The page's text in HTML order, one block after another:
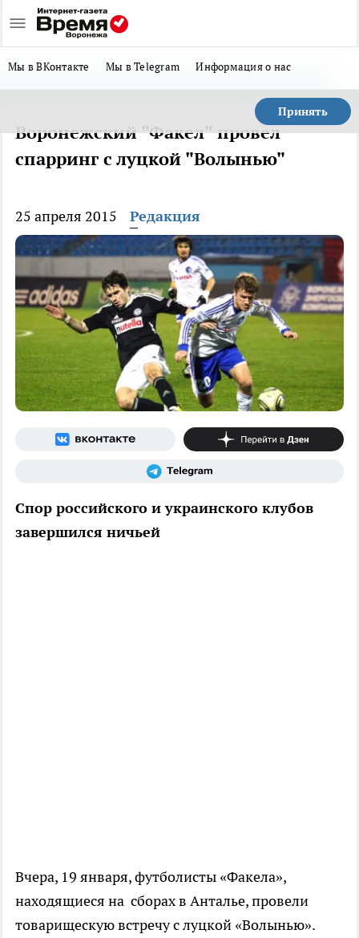
Мы в ВКонтакте Мы в Telegram Информация о нас
Принять
Воронежский "Факел" провел
спарринг с луцкой "Волынью"
25 апреля 2015 Редакция
Спор российского и украинского клубов
завершился ничьей
Вчера, 19 января, футболисты «Факела»,
находящиеся на сборах в Анталье, провели
товарищескую встречу с луцкой «Волынью».